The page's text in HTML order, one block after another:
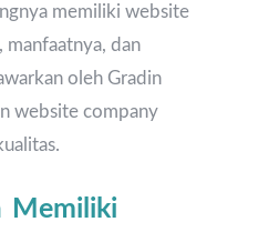
memiliki website
dan
oleh Gradin
website company
Memiliki